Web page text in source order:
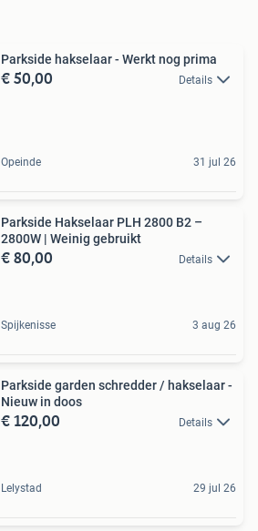
Parkside hakselaar - Werkt nog prima
€ 50,00 Details
Opeinde 31 jul 26
Parkside Hakselaar PLH 2800 B2 –
2800W | Weinig gebruikt
€ 80,00 Details
Spijkenisse 3 aug 26
Parkside garden schredder / hakselaar -
Nieuw in doos
€ 120,00 Details
Lelystad 29 jul 26